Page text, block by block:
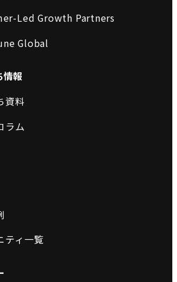
Led Growth Partners
Global
情報
資料
ラム
ティ一覧